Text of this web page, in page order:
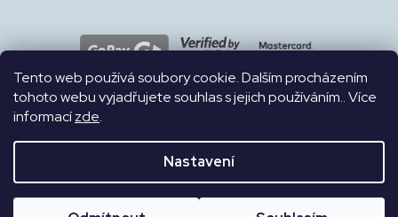
Tento web používá soubory cookie. Dalším procházením
tohoto webu vyjadřujete souhlas s jejich používáním.. Více
informacízde.
Nastavení
Naše bezbariérová prodejna a kavárna s herničkou a zahradou 4v1
Copyright 2026SKÁKALPES. Všechna práva vyhrazena.